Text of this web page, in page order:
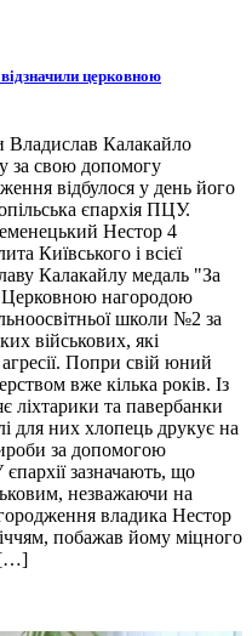
церковною
Калакайло
за свою допомогу
відбулося у день його
єпархія ПЦУ.
Нестор 4
Київського і всієї
Калакайлу медаль "За
Церковною нагородою
школи №2 за
військових, які
Попри свій юний
вже кілька років. Із
ліхтарики та павербанки
для них хлопець друкує на
за допомогою
зазначають, що
незважаючи на
владика Нестор
побажав йому міцного
[…]